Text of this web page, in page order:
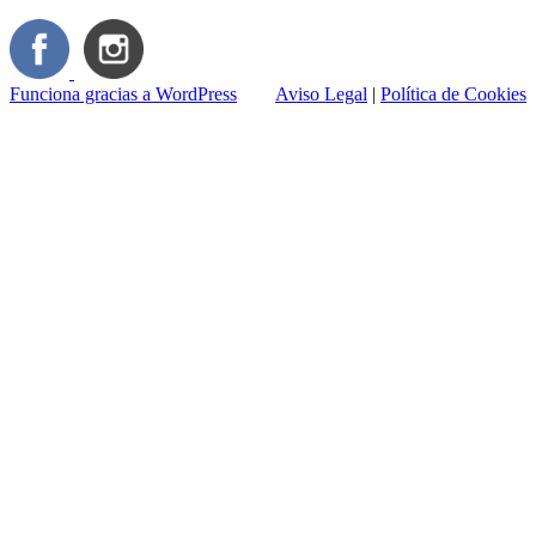
Aviso Legal | Política de Cookies
Funciona gracias a WordPress